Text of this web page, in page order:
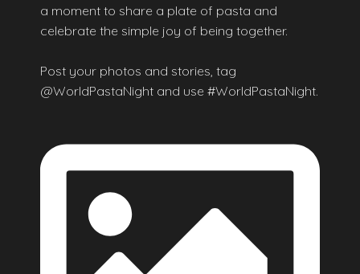
a moment to share a plate of pasta and
celebrate the simple joy of being together.
Post your photos and stories, tag
@WorldPastaNight and use #WorldPastaNight.